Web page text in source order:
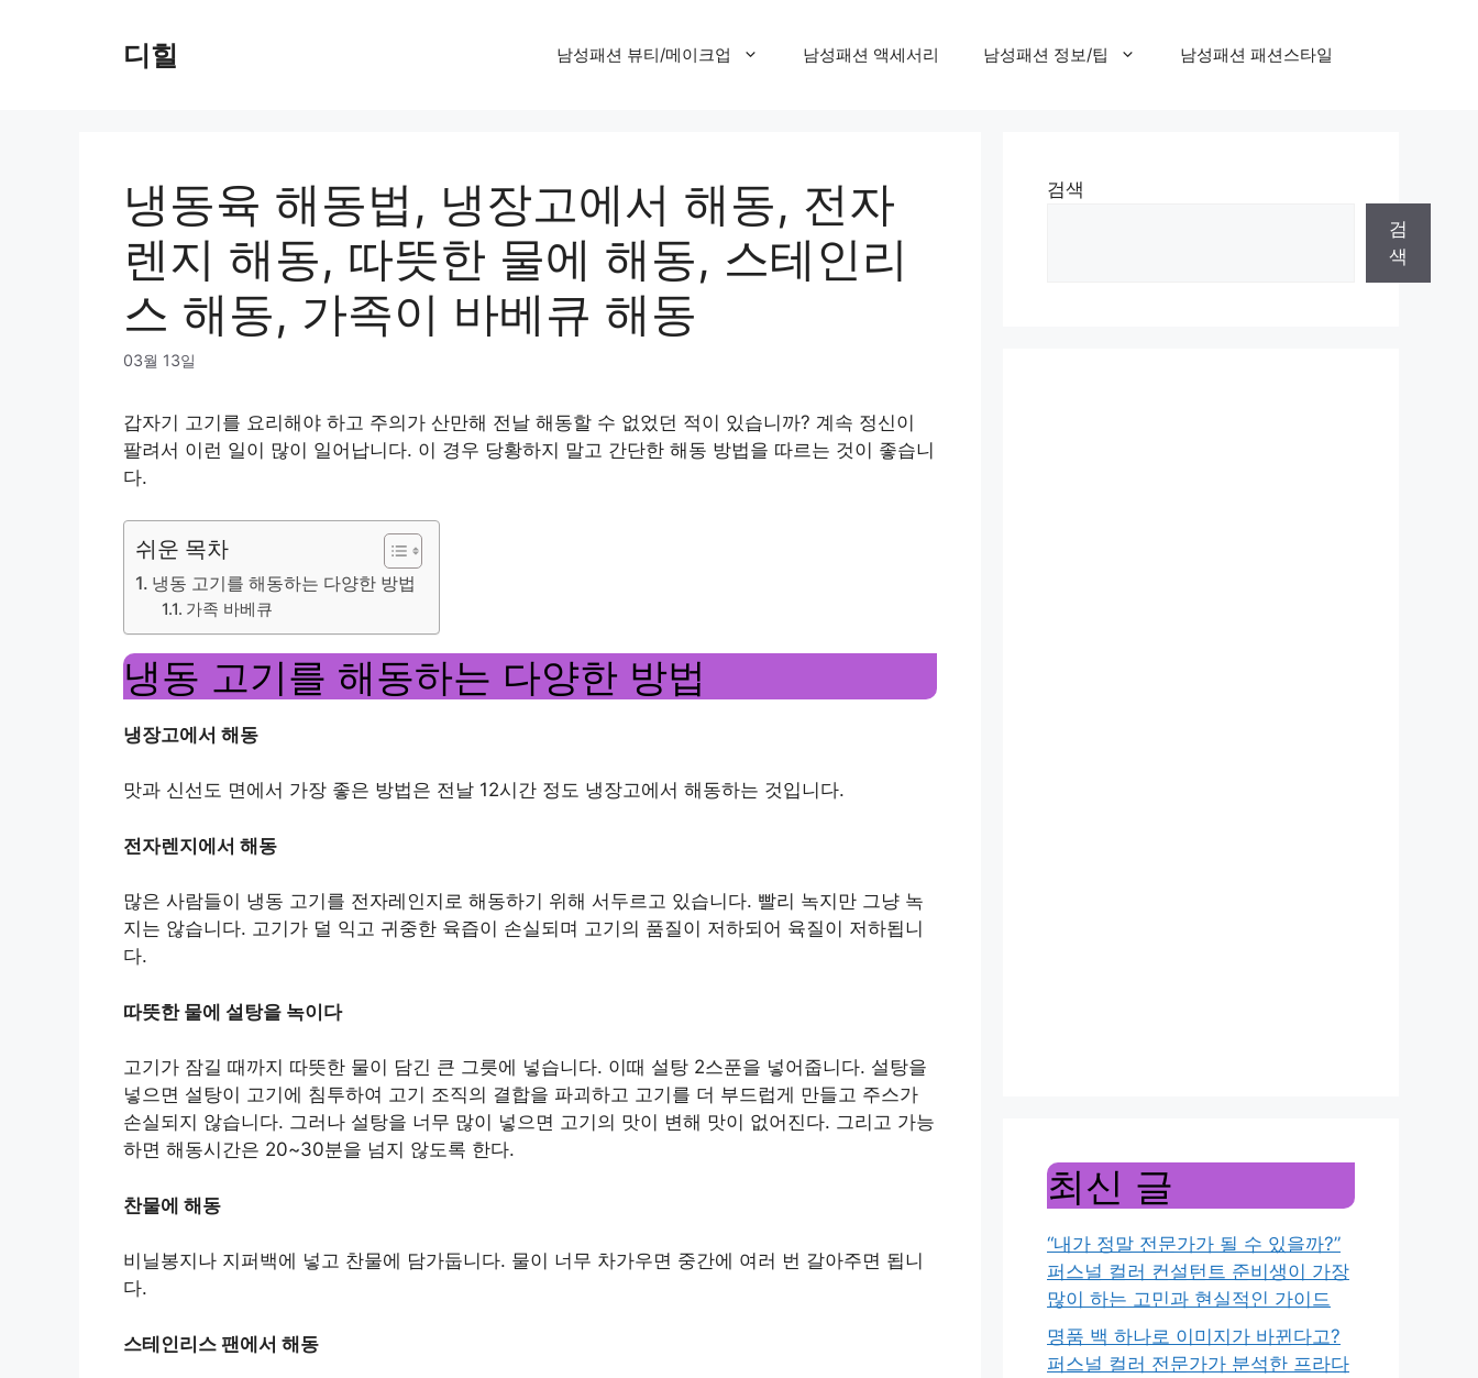
디힐 남성패션 뷰티/메이크업 남성패션 액세서리 남성패션 정보/팁 남성패션 패션스타일
냉동육 해동법, 냉장고에서 해동, 전자
렌지 해동, 따뜻한 물에 해동, 스테인리
스 해동, 가족이 바베큐 해동
03월 13일
갑자기 고기를 요리해야 하고 주의가 산만해 전날 해동할 ​​수 없었던 적이 있습니까? 계속 정신이
팔려서 이런 일이 많이 일어납니다. 이 경우 당황하지 말고 간단한 해동 방법을 따르는 것이 좋습니
다.
쉬운 목차
냉동 고기를 해동하는 다양한 방법
가족 바베큐
냉동 고기를 해동하는 다양한 방법
냉장고에서 해동
맛과 신선도 면에서 가장 좋은 방법은 전날 12시간 정도 냉장고에서 해동하는 것입니다.
전자렌지에서 해동
많은 사람들이 냉동 고기를 전자레인지로 해동하기 위해 서두르고 있습니다. 빨리 녹지만 그냥 녹
지는 않습니다. 고기가 덜 익고 귀중한 육즙이 손실되며 고기의 품질이 저하되어 육질이 저하됩니
다.
따뜻한 물에 설탕을 녹이다
고기가 잠길 때까지 따뜻한 물이 담긴 큰 그릇에 넣습니다. 이때 설탕 2스푼을 넣어줍니다. 설탕을
넣으면 설탕이 고기에 침투하여 고기 조직의 결합을 파괴하고 고기를 더 부드럽게 만들고 주스가
손실되지 않습니다. 그러나 설탕을 너무 많이 넣으면 고기의 맛이 변해 맛이 없어진다. 그리고 가능
하면 해동시간은 20~30분을 넘지 않도록 한다.
찬물에 해동
비닐봉지나 지퍼백에 넣고 찬물에 담가둡니다. 물이 너무 차가우면 중간에 여러 번 갈아주면 됩니
다.
스테인리스 팬에서 해동
검색
검
색
최신 글
“내가 정말 전문가가 될 수 있을까?”
퍼스널 컬러 컨설턴트 준비생이 가장
많이 하는 고민과 현실적인 가이드
명품 백 하나로 이미지가 바뀐다고?
퍼스널 컬러 전문가가 분석한 프라다